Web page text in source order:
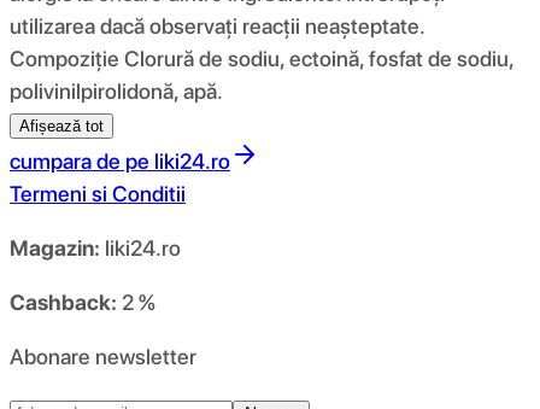
utilizarea dacă observați reacții neașteptate.
Compoziţie Clorură de sodiu, ectoină, fosfat de sodiu,
polivinilpirolidonă, apă.
Afișează tot
cumpara de pe liki24.ro
Termeni si Conditii
Magazin: liki24.ro
Cashback: 2 %
Abonare newsletter